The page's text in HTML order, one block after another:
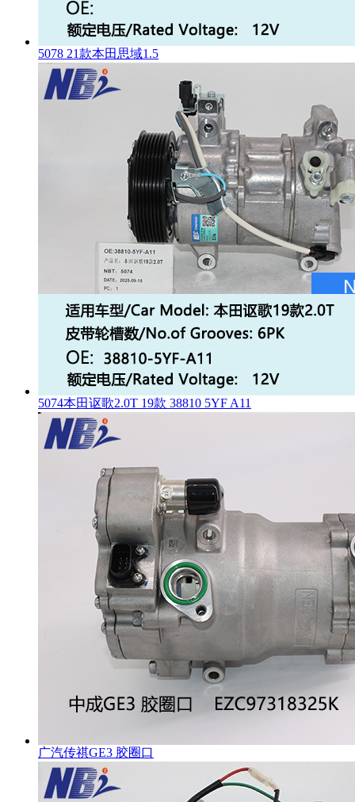
5078 21款本田思域1.5
5074本田讴歌2.0T 19款 38810 5YF A11
广汽传祺GE3 胶圈口